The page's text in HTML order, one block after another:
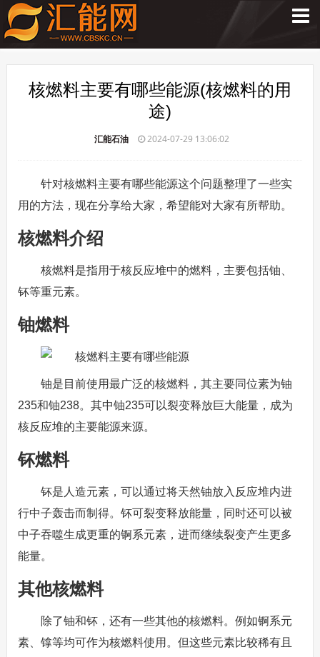
核燃料主要有哪些能源(核燃料的用
途)
汇能石油 2024-07-29 13:06:02
针对核燃料主要有哪些能源这个问题整理了一些实
用的方法，现在分享给大家，希望能对大家有所帮助。
核燃料介绍
核燃料是指用于核反应堆中的燃料，主要包括铀、
钚等重元素。
铀燃料
铀是目前使用最广泛的核燃料，其主要同位素为铀
235和铀238。其中铀235可以裂变释放巨大能量，成为
核反应堆的主要能源来源。
钚燃料
钚是人造元素，可以通过将天然铀放入反应堆内进
行中子轰击而制得。钚可裂变释放能量，同时还可以被
中子吞噬生成更重的锕系元素，进而继续裂变产生更多
能量。
其他核燃料
除了铀和钚，还有一些其他的核燃料。例如锕系元
素、镎等均可作为核燃料使用。但这些元素比较稀有且